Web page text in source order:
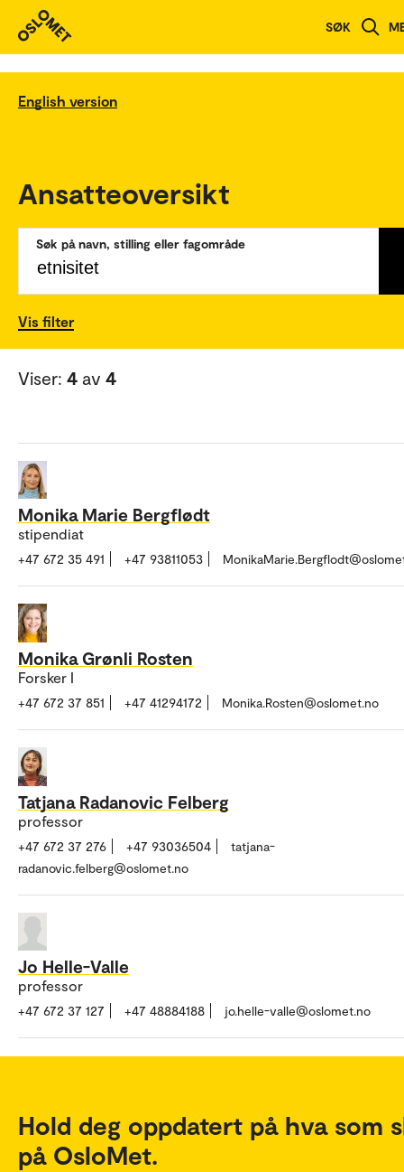
SØK
English version
Ansatteoversikt
Søk på navn, stilling eller fagområde
Vis filter
Viser: 4 av 4
Monika Marie Bergflødt
stipendiat
+47 672 35 491 +47 93811053
Monika Grønli Rosten
Forsker I
+47 672 37 851 +47 41294172 Monika.Rosten@oslomet.no
Tatjana Radanovic Felberg
professor
+47 672 37 276 +47 93036504
tatjana-
radanovic.felberg@oslomet.no
Jo Helle-Valle
professor
+47 672 37 127 +47 48884188 jo.helle-valle@oslomet.no
Hold deg oppdatert på hva som
på OsloMet.